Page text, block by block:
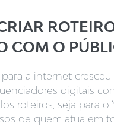
COM O
a internet
digitais
roteiros, seja para o
de quem atua em